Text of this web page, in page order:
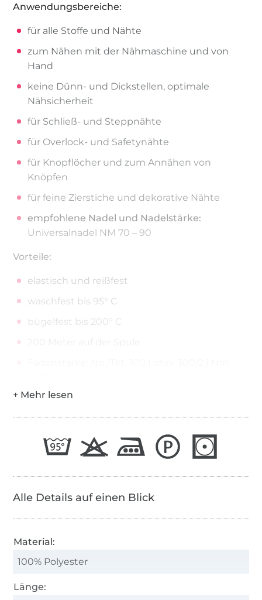
Anwendungsbereiche:
für alle Stoffe und Nähte
zum Nähen mit der Nähmaschine und von
Hand
keine Dünn- und Dickstellen, optimale
Nähsicherheit
für Schließ- und Steppnähte
für Overlock- und Safetynähte
für Knopflöcher und zum Annähen von
Knöpfen
für feine Zierstiche und dekorative Nähte
empfohlene Nadel und Nadelstärke:
Universalnadel NM 70 – 90
Vorteile:
elastisch und reißfest
waschfest bis 95° C
bügelfest bis 200° C
Alle Details auf einen Blick
Material:
100% Polyester
Länge: